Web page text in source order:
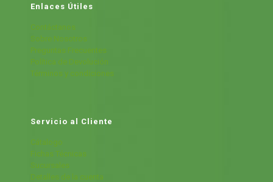
Enlaces Útiles
Contáctanos
Sobre Nosotros
Preguntas Frecuentes
Política de Devolución
Términos y condiciones
Servicio al Cliente
Cátalogo
Fichas Técnicas
Sucursales
Detalles de la cuenta